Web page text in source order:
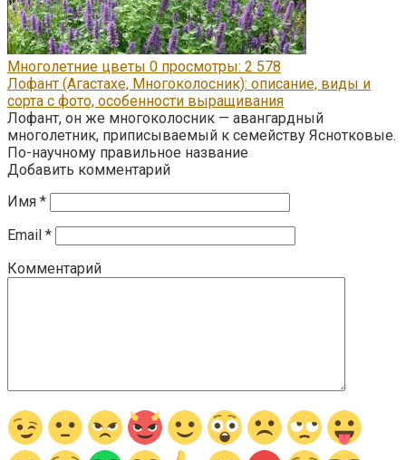
Многолетние цветы 0 просмотры: 2 578
Лофант (Агастахе, Многоколосник): описание, виды и
сорта с фото, особенности выращивания
Лофант, он же многоколосник — авангардный
многолетник, приписываемый к семейству Яснотковые.
По-научному правильное название
Добавить комментарий
Имя *
Email *
Комментарий